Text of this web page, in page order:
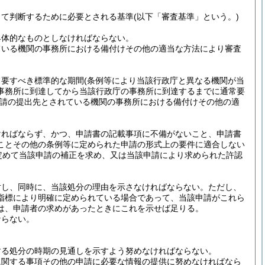
判断するために必要とされる基準(以下「審査基準」という。)
的なものとしなければならない。
る機関の事務所における備付けその他の適当な方法により審査
すべき標準的な期間(条例等により当該行政庁と異なる機関が当
所に到達してから当該行政庁の事務所に到達するまでに通常要
の提出先とされている機関の事務所における備付けその他の適
ばならず、かつ、申請書の記載事項に不備がないこと、申請書
その他の条例等に定められた申請の形式上の要件に適合しない
て当該申請の補正を求め、又は当該申請により求められた許認
、同時に、当該処分の理由を示さなければならない。 ただし、
により明確に定められている場合であって、当該申請がこれら
申請者の求めがあったときにこれを示せば足りる。
ない。
処分の時期の見通しを示すよう努めなければならない。
する事項その他の申請に必要な情報の提供に努めなければなら